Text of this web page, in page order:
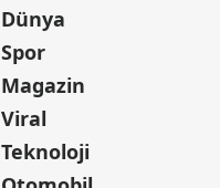
Dünya
Spor
Magazin
Viral
Teknoloji